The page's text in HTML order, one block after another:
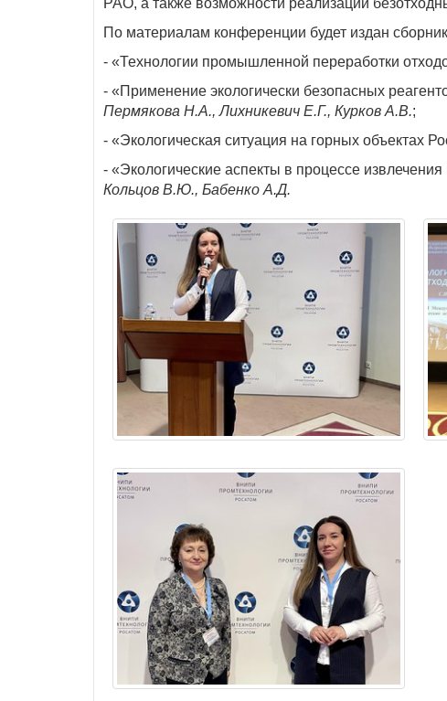
РАО, а также возможности реализации
По материалам конференции будет издан
- «Технологии промышленной переработки
- «Применение экологически безопасных
Пермякова Н.А., Лихникевич Е.Г., Курков А.В.;
- «Экологическая ситуация на горных объектах
- «Экологические аспекты в процессе
Кольцов В.Ю., Бабенко А.Д.